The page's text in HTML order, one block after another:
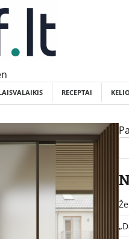
RECEPTAI